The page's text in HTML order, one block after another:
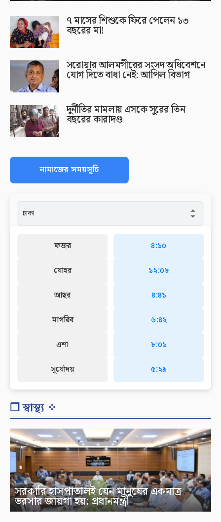
৭ মাসের শিশুকে ফিরে পেলেন ১৩
বছরের মা!
সরোয়ার আলমগীরের সংসদ অধিবেশনে
যোগ দিতে বাধা নেই: আপিল বিভাগ
দুর্নীতির মামলায় এসকে সুরের তিন
বছরের কারাদণ্ড
নামাজের সময়সূচি
ফজর
যোহর
আছর
মাগরিব
এশা
সূর্যোদয়
৪:১০
১২:০৮
৪:৪১
৬:৪২
৮:০১
৫:২৯
❐ স্বাস্থ্য ⁘
সরকারি হাসপাতালই যেন মানুষের একমাত্র
ভরসার জায়গা হয়: প্রধানমন্ত্রী